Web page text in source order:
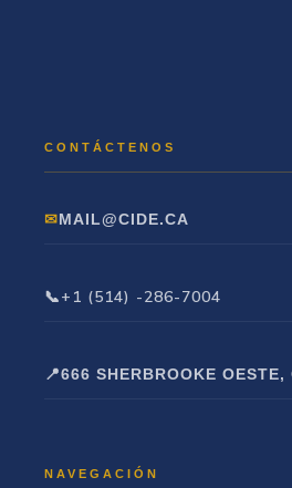
MAIL@CIDE.CA
+1 (514) -286-7004
666 SHERBROOKE